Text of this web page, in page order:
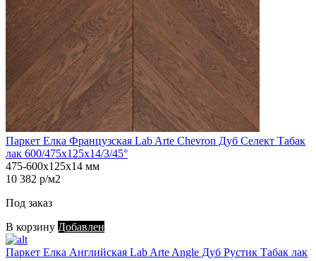
Паркет Елка Французская Lab Arte Chevron Дуб Селект Табак
лак 600/475х125х14/3/45°
475-600х125х14 мм
10 382 р/м2
Под заказ
В корзину Добавлен
Паркет Елка Английская Lab Arte Angle Дуб Рустик Табак лак